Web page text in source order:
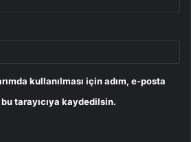
kullanılması için adım, e-posta
tarayıcıya kaydedilsin.